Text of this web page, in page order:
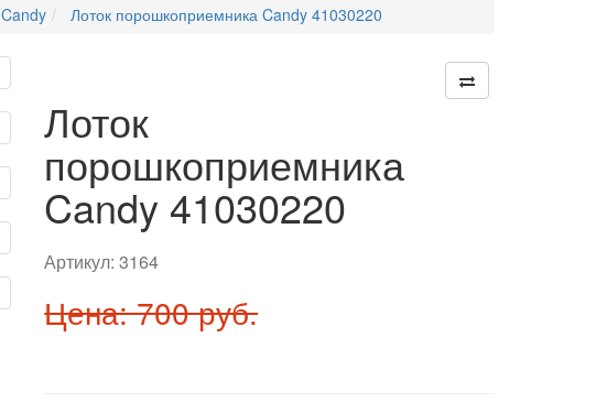
Candy Лоток порошкоприемника Candy 41030220
Лоток
порошкоприемника
Candy 41030220
Артикул:3164
Цена: 700 руб.